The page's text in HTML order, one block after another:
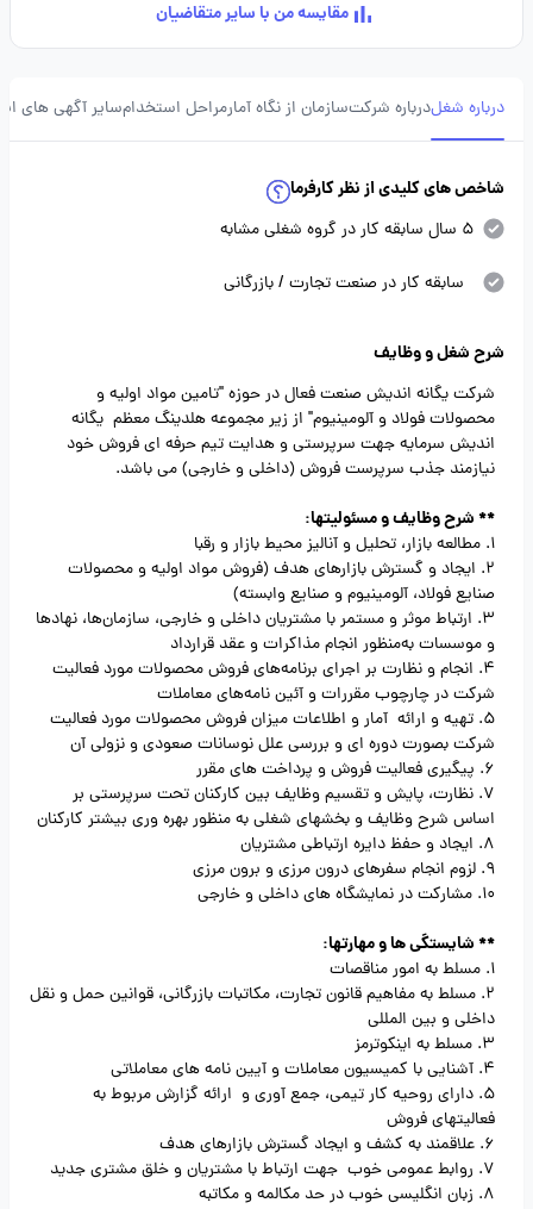
مقایسه من با سایر متقاضیان
درباره شغلدرباره شرکتسازمان از نگاه آمارمراحل استخدامسایر آگهی های
شاخص های کلیدی از نظر کارفرما
5 سال سابقه کار در گروه شغلی مشابه
سابقه کار در صنعت تجارت / بازرگانی
شرح شغل و وظایف
شرکت یگانه اندیش صنعت فعال در حوزه "تامین مواد اولیه و
محصولات فولاد و آلومینیوم" از زیر مجموعه هلدینگ معظم یگانه
اندیش سرمایه جهت سرپرستی و هدایت تیم حرفه ای فروش خود
نیازمند جذب سرپرست فروش (داخلی و خارجی) می باشد.
** شرح وظایف و مسئولیتها:
1. مطالعه بازار، تحلیل و آنالیز محیط بازار و رقبا
2. ایجاد و گسترش بازارهای هدف (فروش مواد اولیه و محصولات
صنایع فولاد، آلومینیوم و صنایع وابسته)
3. ارتباط موثر و مستمر با مشتریان داخلی و خارجی، سازمان‌ها، نهادها
و موسسات به‌منظور انجام مذاکرات و عقد قرارداد
4. انجام و نظارت بر اجرای برنامه‌های فروش محصولات مورد فعالیت
شرکت در چارچوب مقررات و آئین نامه‌های معاملات
5. تهیه و ارائه آمار و اطلاعات میزان فروش محصولات مورد فعالیت
شرکت بصورت دوره ای و بررسی علل نوسانات صعودی و نزولی آن
6. پیگیری فعالیت فروش و پرداخت های مقرر
7. نظارت، پایش و تقسیم وظایف بین کارکنان تحت سرپرستی بر
اساس شرح وظایف و بخشهای شغلی به منظور بهره­ وری بیشتر کارکنان
8. ایجاد و حفظ دایره ارتباطی مشتریان
9. لزوم انجام سفرهای درون مرزی و برون مرزی
10. مشارکت در نمایشگاه های داخلی و خارجی
** شایستگی ها و مهارتها:
1. مسلط به امور مناقصات
2. مسلط به مفاهیم قانون تجارت، مکاتبات بازرگانی، قوانین حمل و نقل
داخلی و بین المللی
3. مسلط به اینکوترمز
4. آشنایی با کمیسیون معاملات و آیین نامه های معاملاتی
5. دارای روحیه کار تیمی، جمع آوری و ارائه گزارش مربوط به
فعالیتهای فروش
6. علاقمند به کشف و ایجاد گسترش بازارهای هدف
7. روابط عمومی خوب جهت ارتباط با مشتریان و خلق مشتری جدید
8. زبان انگلیسی خوب در حد مکالمه و مکاتبه